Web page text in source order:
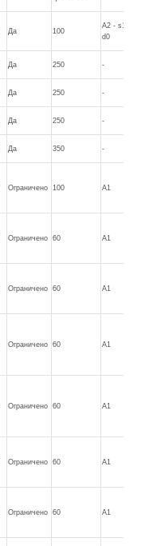
Да 100
A2 - s1,
d0
Да 250 -
Да 250 -
Да 250 -
Да 350 -
Ограничено 100 A1
Ограничено 60 A1
Ограничено 60 A1
Ограничено 60 A1
Ограничено 60 A1
Ограничено 60 A1
Ограничено 60 A1